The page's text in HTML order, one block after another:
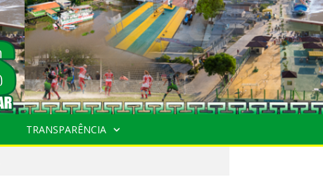
TRANSPARÊNCIA